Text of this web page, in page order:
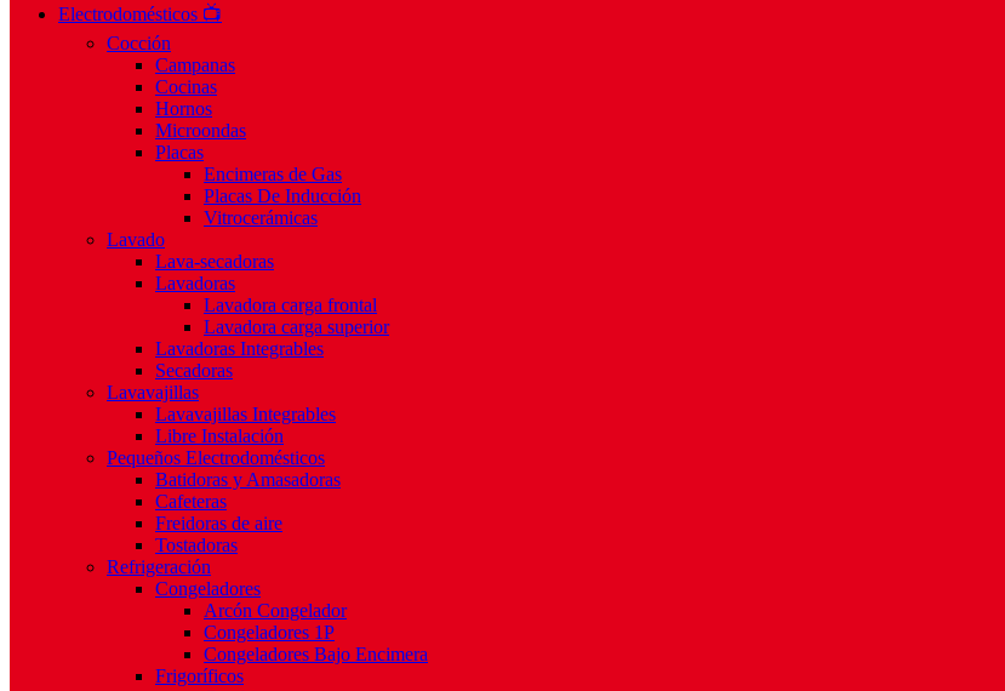
Electrodomésticos 📺
Cocción
Campanas
Cocinas
Hornos
Microondas
Placas
Encimeras de Gas
Placas De Inducción
Vitrocerámicas
Lavado
Lava-secadoras
Lavadoras
Lavadora carga frontal
Lavadora carga superior
Lavadoras Integrables
Secadoras
Lavavajillas
Lavavajillas Integrables
Libre Instalación
Pequeños Electrodomésticos
Batidoras y Amasadoras
Cafeteras
Freidoras de aire
Tostadoras
Refrigeración
Congeladores
Arcón Congelador
Congeladores 1P
Congeladores Bajo Encimera
Frigoríficos